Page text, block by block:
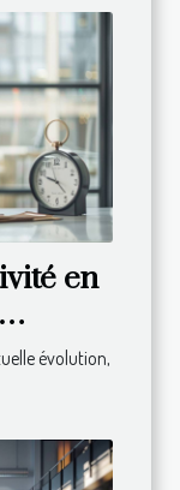
en
deévolution,